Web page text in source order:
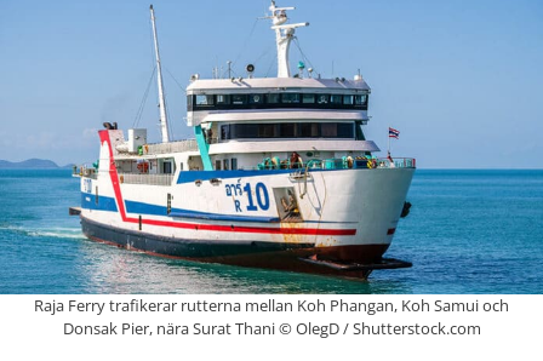
Raja Ferry trafikerar rutterna mellan Koh Phangan, Koh Samui och
Donsak Pier, nära Surat Thani © OlegD / Shutterstock.com